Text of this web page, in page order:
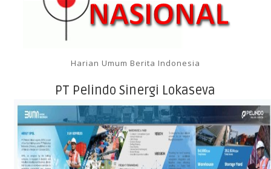
Harian Umum Berita Indonesia
PT Pelindo Sinergi Lokaseva